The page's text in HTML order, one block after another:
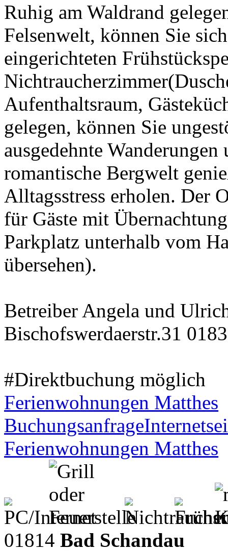
Ruhig am Waldrand
Felsenwelt, können Sie
eingerichteten
Aufenthaltsraum,
gelegen, können Sie
ausgedehnte
romantische Bergwelt
Alltagsstress erholen. Der
für Gäste mit
Parkplatz unterhalb vom
übersehen).
Betreiber Angela und
Bischofswerdaerstr.31
#Direktbuchung möglich
Ferienwohnungen Matthes
Buchungsanfrage
Ferienwohnungen Matthes
01814 Bad Schandau